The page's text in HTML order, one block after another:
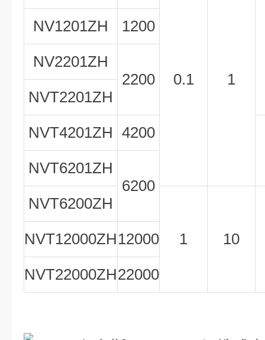
0.1 1
NV1201ZH
1200
NV2201ZH
2200
NVT2201ZH
NVT4201ZH 4200
NVT6201ZH
6200
NVT6200ZH
1
10
NVT12000ZH12000
NVT22000ZH22000